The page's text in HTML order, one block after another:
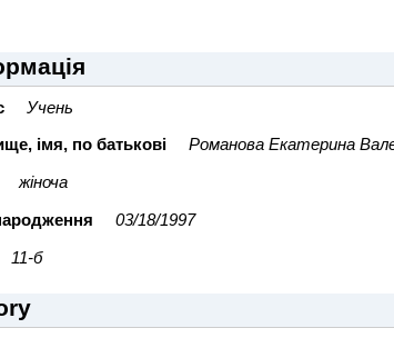
Учень
iмя, по батьковi Романова Екатерина
жіноча
03/18/1997
11-б